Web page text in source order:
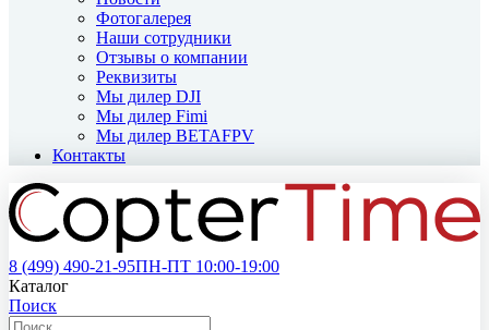
Фотогалерея
Наши сотрудники
Отзывы о компании
Реквизиты
Мы дилер DJI
Мы дилер Fimi
Мы дилер BETAFPV
Контакты
8 (499) 490-21-95ПН-ПТ 10:00-19:00
Каталог
Поиск